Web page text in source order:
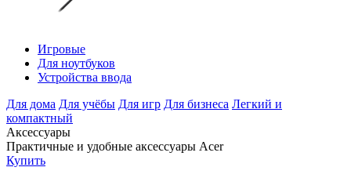
Игровые
Для ноутбуков
Устройства ввода
Для дома Для учёбы Для игр Для бизнеса Легкий и
компактный
Аксессуары
Практичные и удобные аксессуары Acer
Купить